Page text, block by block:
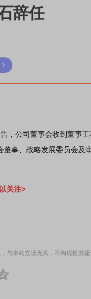
辞任
，公司董事会收到董事
事、战略发展委员会及
关注>
与本站立场无关，不构成投资建
板块领涨